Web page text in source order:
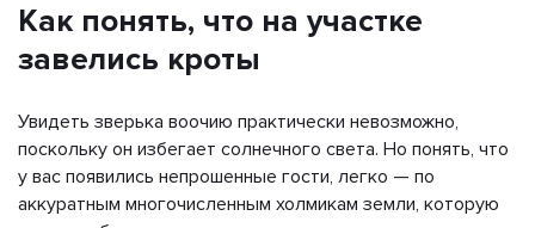
Как понять, что на участке
завелись кроты
Увидеть зверька воочию практически невозможно,
поскольку он избегает солнечного света. Но понять, что
у вас появились непрошенные гости, легко — по
аккуратным многочисленным холмикам земли, которую